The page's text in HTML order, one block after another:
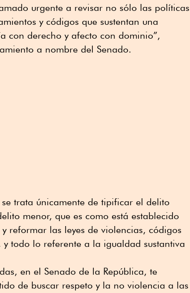
urgente a revisar no sólo las políticas
y códigos que sustentan una
con derecho y afecto con dominio”,
a nombre del Senado.
trata únicamente de tipificar el delito
menor, que es como está establecido
reformar las leyes de violencias, códigos
todo lo referente a la igualdad sustantiva
en el Senado de la República, te
de buscar respeto y la no violencia a las